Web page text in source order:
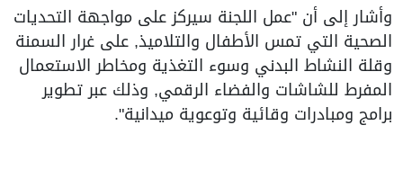
وأشار إلى أن "عمل اللجنة سيركز على مواجهة التحديات
الصحية التي تمس الأطفال والتلاميذ, على غرار السمنة
وقلة النشاط البدني وسوء التغذية ومخاطر الاستعمال
المفرط للشاشات والفضاء الرقمي, وذلك عبر تطوير
برامج ومبادرات وقائية وتوعوية ميدانية".